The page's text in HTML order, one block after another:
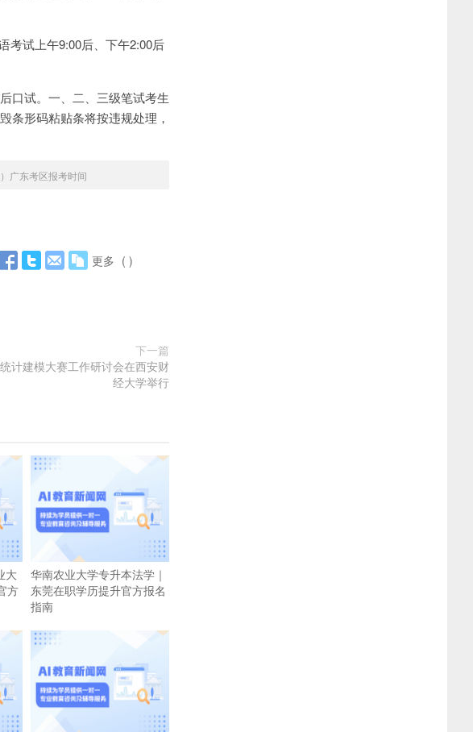
考试上午9:00后、下午2:00后
口试。一、二、三级笔试考生
条形码粘贴条将按违规处理，
广东考区报考时间
更多 ( )
下一篇
计建模大赛工作研讨会在西安财
经大学举行
大
方
华南农业大学专升本法学｜
东莞在职学历提升官方报名
指南